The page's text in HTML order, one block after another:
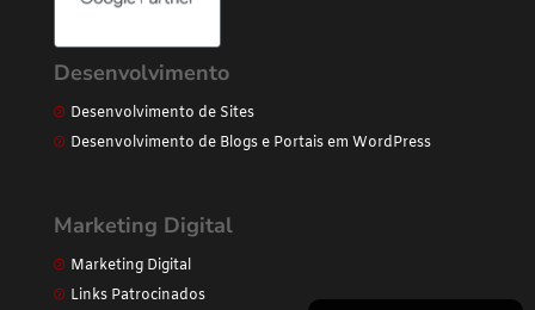
Desenvolvimento
Desenvolvimento de Sites
Desenvolvimento de Blogs e Portais em WordPress
Marketing Digital
Marketing Digital
Links Patrocinados